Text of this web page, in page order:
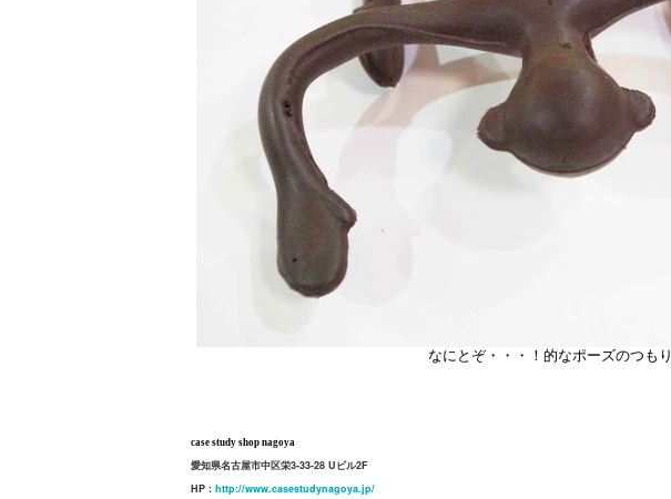
なにとぞ・・・！的なポーズのつもり
case study shop nagoya
愛知県名古屋市中区栄3-33-28 Uビル2F
HP : http://www.casestudynagoya.jp/